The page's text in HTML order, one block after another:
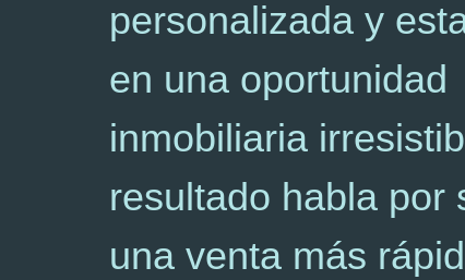
personalizada y
en una oportunidad
inmobiliaria
resultado habla por
una venta más